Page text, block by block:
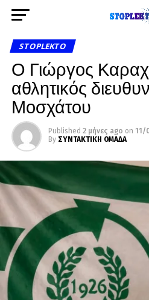
STOPLEKTO
Ο Γιώργος
αθλητικός
Μοσχάτου
Published 2 μήνες ago on 11/
By ΣΥΝΤΑΚΤΙΚΗ ΟΜΑΔΑ